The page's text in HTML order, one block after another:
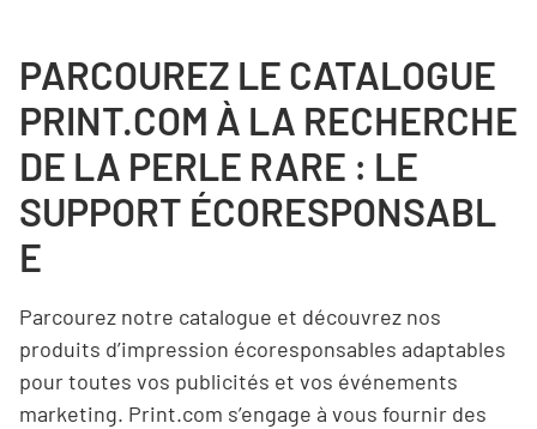
PARCOUREZ LE CATALOGUE
PRINT.COM À LA RECHERCHE
DE LA PERLE RARE : LE
SUPPORT ÉCORESPONSABL
E
Parcourez notre catalogue et découvrez nos
produits d’impression écoresponsables adaptables
pour toutes vos publicités et vos événements
marketing. Print.com s’engage à vous fournir des